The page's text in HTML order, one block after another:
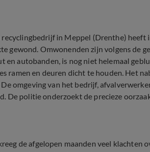
in Meppel (Drenthe) heeft
gewond. Omwonenden zijn volgens de
en autobanden, is nog niet helemaal
ramen en deuren dicht te houden. Het
omgeving van het bedrijf,
De politie onderzoekt de precieze
de afgelopen maanden veel klachten